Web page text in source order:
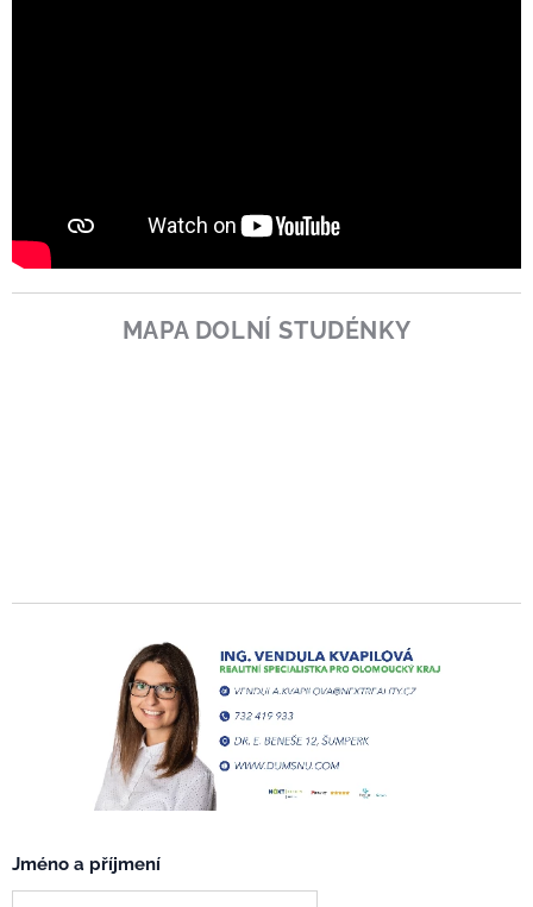
MAPA DOLNÍ STUDÉNKY
Jméno a příjmení